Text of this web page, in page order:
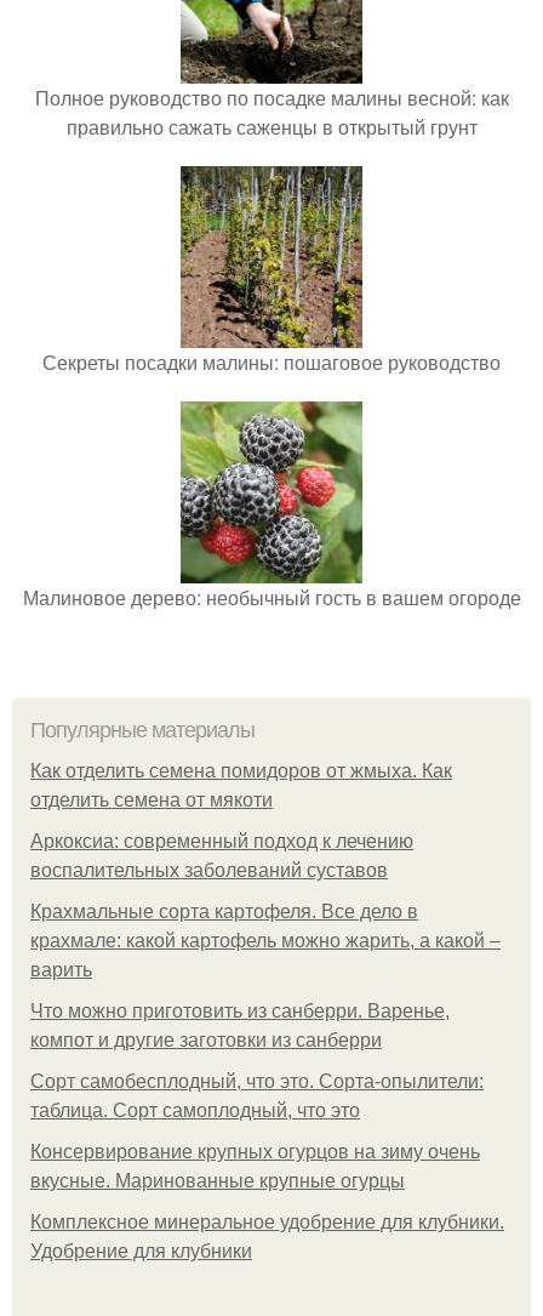
Полное руководство по посадке малины весной: как
правильно сажать саженцы в открытый грунт
Секреты посадки малины: пошаговое руководство
Малиновое дерево: необычный гость в вашем огороде
Популярные материалы
Как отделить семена помидоров от жмыха. Как
отделить семена от мякоти
Аркоксиа: современный подход к лечению
воспалительных заболеваний суставов
Крахмальные сорта картофеля. Все дело в
крахмале: какой картофель можно жарить, а какой –
варить
Что можно приготовить из санберри. Варенье,
компот и другие заготовки из санберри
Сорт самобесплодный, что это. Сорта-опылители:
таблица. Сорт самоплодный, что это
Консервирование крупных огурцов на зиму очень
вкусные. Маринованные крупные огурцы
Комплексное минеральное удобрение для клубники.
Удобрение для клубники